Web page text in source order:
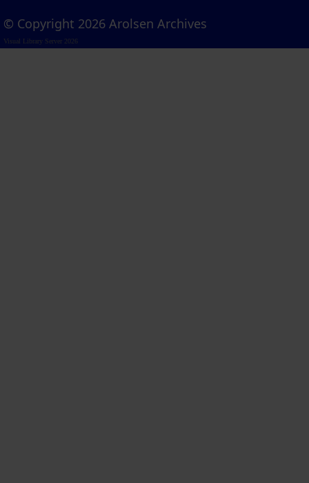
© Copyright 2026 Arolsen Archives
Visual Library Server 2026